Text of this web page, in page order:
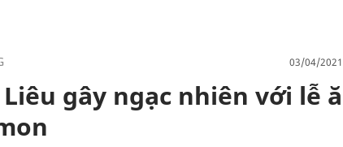
03/04/
Liêu gây ngạc nhiên với lễ